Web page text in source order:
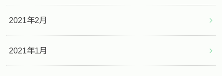
2021年2月
2021年1月